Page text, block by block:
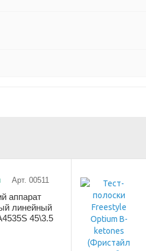
Арт. 00511
аппарат
линейный
45\3.5